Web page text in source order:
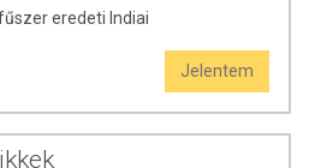
eredeti Indiai
Jelentem